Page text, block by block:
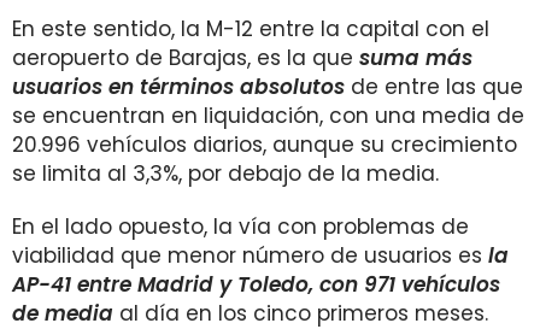
En este sentido, la M-12 entre la capital con el
aeropuerto de Barajas, es la que suma más
usuarios en términos absolutos de entre las que
se encuentran en liquidación, con una media de
20.996 vehículos diarios, aunque su crecimiento
se limita al 3,3%, por debajo de la media.
En el lado opuesto, la vía con problemas de
viabilidad que menor número de usuarios es la
AP-41 entre Madrid y Toledo, con 971 vehículos
de media al día en los cinco primeros meses.